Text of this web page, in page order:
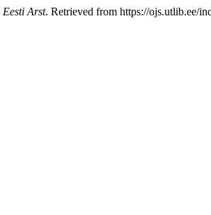
Eesti Arst. Retrieved from https://ojs.utlib.ee/